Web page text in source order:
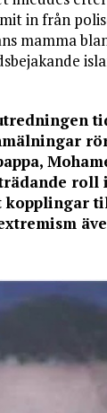
in från
mamma
roll
kopplingar